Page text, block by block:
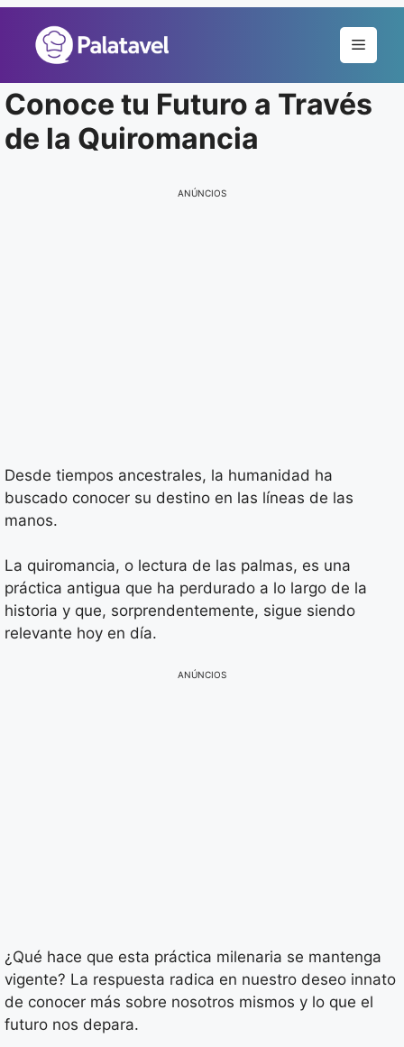
conteúdo
Menu
Conoce tu Futuro a Través
de la Quiromancia
ANÚNCIOS
Desde tiempos ancestrales, la humanidad ha
buscado conocer su destino en las líneas de las
manos.
La quiromancia, o lectura de las palmas, es una
práctica antigua que ha perdurado a lo largo de la
historia y que, sorprendentemente, sigue siendo
relevante hoy en día.
ANÚNCIOS
¿Qué hace que esta práctica milenaria se mantenga
vigente? La respuesta radica en nuestro deseo innato
de conocer más sobre nosotros mismos y lo que el
futuro nos depara.